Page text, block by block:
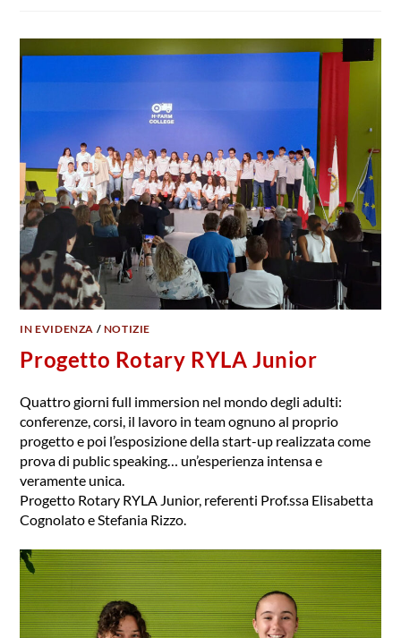
IN EVIDENZA / NOTIZIE
Progetto Rotary RYLA Junior
Quattro giorni full immersion nel mondo degli adulti:
conferenze, corsi, il lavoro in team ognuno al proprio
progetto e poi l’esposizione della start-up realizzata come
prova di public speaking… un’esperienza intensa e
veramente unica.
Progetto Rotary RYLA Junior, referenti Prof.ssa Elisabetta
Cognolato e Stefania Rizzo.